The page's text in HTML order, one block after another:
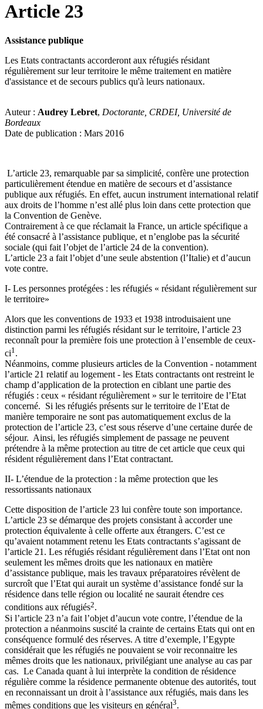
Article 23
Assistance publique
Les Etats contractants accorderont aux réfugiés résidant
régulièrement sur leur territoire le même traitement en matière
d'assistance et de secours publics qu'à leurs nationaux.
Auteur : Audrey Lebret, Doctorante, CRDEI, Université de
Bordeaux
Date de publication : Mars 2016
L’article 23, remarquable par sa simplicité, confère une protection
particulièrement étendue en matière de secours et d’assistance
publique aux réfugiés. En effet, aucun instrument international relatif
aux droits de l’homme n’est allé plus loin dans cette protection que
la Convention de Genève.
Contrairement à ce que réclamait la France, un article spécifique a
été consacré à l’assistance publique, et n’englobe pas la sécurité
sociale (qui fait l’objet de l’article 24 de la convention).
L’article 23 a fait l’objet d’une seule abstention (l’Italie) et d’aucun
vote contre.
I- Les personnes protégées : les réfugiés « résidant régulièrement sur
le territoire»
Alors que les conventions de 1933 et 1938 introduisaient une
distinction parmi les réfugiés résidant sur le territoire, l’article 23
reconnaît pour la première fois une protection à l’ensemble de ceux-
ci1 .
Néanmoins, comme plusieurs articles de la Convention - notamment
l’article 21 relatif au logement - les Etats contractants ont restreint le
champ d’application de la protection en ciblant une partie des
réfugiés : ceux « résidant régulièrement » sur le territoire de l’Etat
concerné. Si les réfugiés présents sur le territoire de l’Etat de
manière temporaire ne sont pas automatiquement exclus de la
protection de l’article 23, c’est sous réserve d’une certaine durée de
séjour. Ainsi, les réfugiés simplement de passage ne peuvent
prétendre à la même protection au titre de cet article que ceux qui
résident régulièrement dans l’Etat contractant.
II- L’étendue de la protection : la même protection que les
ressortissants nationaux
Cette disposition de l’article 23 lui confère toute son importance.
L’article 23 se démarque des projets consistant à accorder une
protection équivalente à celle offerte aux étrangers. C’est ce
qu’avaient notamment retenu les Etats contractants s’agissant de
l’article 21. Les réfugiés résidant régulièrement dans l’Etat ont non
seulement les mêmes droits que les nationaux en matière
d’assistance publique, mais les travaux préparatoires révèlent de
surcroît que l’Etat qui aurait un système d’assistance fondé sur la
résidence dans telle région ou localité ne saurait étendre ces
conditions aux réfugiés2.
Si l’article 23 n’a fait l’objet d’aucun vote contre, l’étendue de la
protection a néanmoins suscité la crainte de certains Etats qui ont en
conséquence formulé des réserves. A titre d’exemple, l’Egypte
considérait que les réfugiés ne pouvaient se voir reconnaitre les
mêmes droits que les nationaux, privilégiant une analyse au cas par
cas. Le Canada quant à lui interprète la condition de résidence
régulière comme la résidence permanente obtenue des autorités, tout
en reconnaissant un droit à l’assistance aux réfugiés, mais dans les
mêmes conditions que les visiteurs en général3.